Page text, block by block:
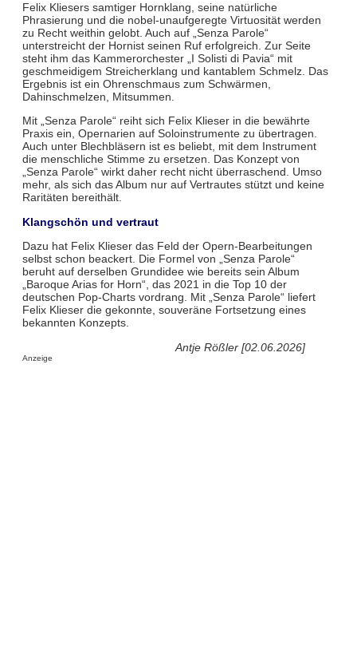
Felix Kliesers samtiger Hornklang, seine natürliche
Phrasierung und die nobel-unaufgeregte Virtuosität werden
zu Recht weithin gelobt. Auch auf „Senza Parole“
unterstreicht der Hornist seinen Ruf erfolgreich. Zur Seite
steht ihm das Kammerorchester „I Solisti di Pavia“ mit
geschmeidigem Streicherklang und kantablem Schmelz. Das
Ergebnis ist ein Ohrenschmaus zum Schwärmen,
Dahinschmelzen, Mitsummen.
Mit „Senza Parole“ reiht sich Felix Klieser in die bewährte
Praxis ein, Opernarien auf Soloinstrumente zu übertragen.
Auch unter Blechbläsern ist es beliebt, mit dem Instrument
die menschliche Stimme zu ersetzen. Das Konzept von
„Senza Parole“ wirkt daher recht nicht überraschend. Umso
mehr, als sich das Album nur auf Vertrautes stützt und keine
Raritäten bereithält.
Klangschön und vertraut
Dazu hat Felix Klieser das Feld der Opern-Bearbeitungen
selbst schon beackert. Die Formel von „Senza Parole“
beruht auf derselben Grundidee wie bereits sein Album
„Baroque Arias for Horn“, das 2021 in die Top 10 der
deutschen Pop-Charts vordrang. Mit „Senza Parole“ liefert
Felix Klieser die gekonnte, souveräne Fortsetzung eines
bekannten Konzepts.
Antje Rößler [02.06.2026]
Anzeige